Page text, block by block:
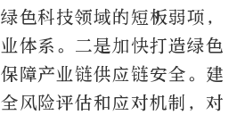
色科技领域的短板弱项，
体系。二是加快打造绿色
障产业链供应链安全。建
风险评估和应对机制，对